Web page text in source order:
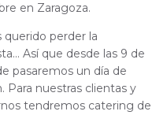
en Zaragoza.
querido perder la
Así que desde las 9 de
pasaremos un día de
Para nuestras clientas y
tendremos catering de